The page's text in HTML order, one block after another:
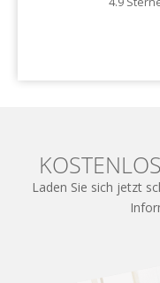
Laden Sie sich jetzt